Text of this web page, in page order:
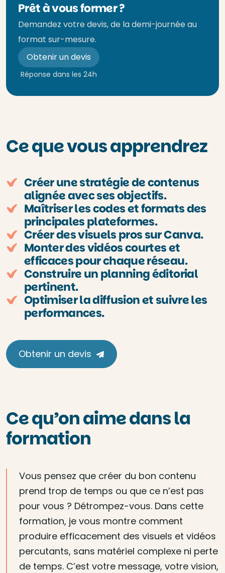
Prêt à vous former ?
Demandez votre devis, de la demi-journée au
format sur-mesure.
Obtenir un devis
Réponse dans les 24h
Ce que vous apprendrez
Créer une stratégie de contenus
alignée avec ses objectifs.
Maîtriser les codes et formats des
principales plateformes.
Créer des visuels pros sur Canva.
Monter des vidéos courtes et
efficaces pour chaque réseau.
Construire un planning éditorial
pertinent.
Optimiser la diffusion et suivre les
performances.
Obtenir un devis
Ce qu’on aime dans la
formation
Vous pensez que créer du bon contenu
prend trop de temps ou que ce n’est pas
pour vous ? Détrompez-vous. Dans cette
formation, je vous montre comment
produire efficacement des visuels et vidéos
percutants, sans matériel complexe ni perte
de temps. C’est votre message, votre vision,